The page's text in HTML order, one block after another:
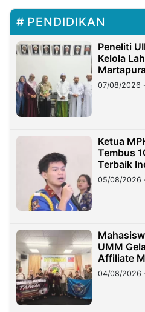
PENDIDIKAN
Peneliti
Kelola
07/08/2026
Ketua
Tembus
Terbaik
05/08/2026
UMM
Affiliate
Migran
04/08/2026